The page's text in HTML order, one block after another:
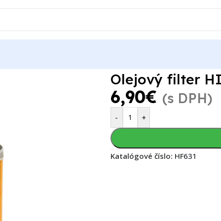
Olejový filter
6,90€ (s DPH)
- +
Katalógové číslo: HF631